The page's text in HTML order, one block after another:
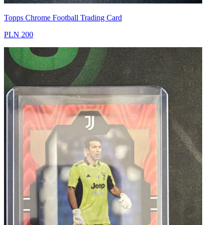
Topps Chrome Football Trading Card
PLN 200